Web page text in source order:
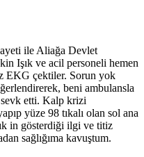
ile Aliağa Devlet
Işık ve acil personeli hemen
EKG çektiler. Sorun yok
beni ambulansla
etti. Kalp krizi
yüze 98 tıkalı olan sol ana
in gösterdiği ilgi ve titiz
sağlığıma kavuştum.